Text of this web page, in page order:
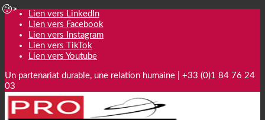
Lien vers LinkedIn
Lien vers Facebook
Lien vers Instagram
Lien vers TikTok
Lien vers Youtube
Un partenariat durable, une relation humaine | +33 (0)1 84 76 24
03